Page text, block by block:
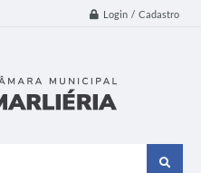
Login / Cadastro